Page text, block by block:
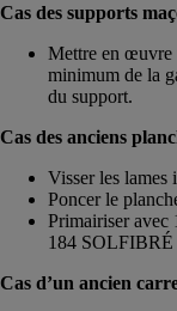
Cas des supports
Mettre en œuvre
minimum de la
du support.
Cas des anciens
Visser les lames
Poncer le
Primairiser
184
Cas d’un ancien